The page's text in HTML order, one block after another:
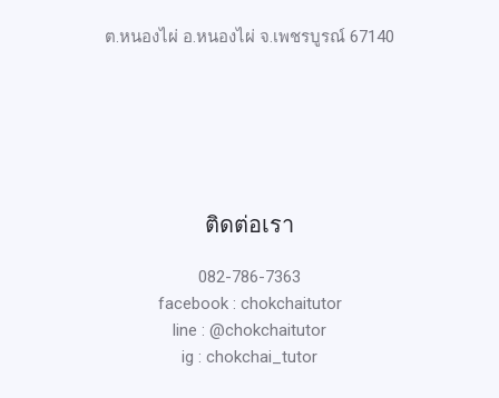
ต.หนองไผ่ อ.หนองไผ่ จ.เพชรบูรณ์ 67140
ติดต่อเรา
082-786-7363
facebook : chokchaitutor
line : @chokchaitutor
ig : chokchai_tutor